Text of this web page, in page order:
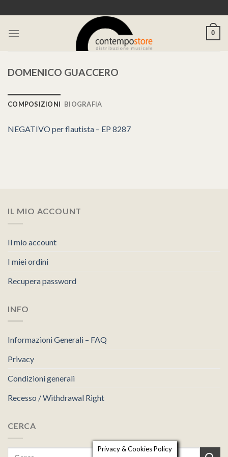
to
content
0
DOMENICO GUACCERO
COMPOSIZIONI BIOGRAFIA
NEGATIVO per flautista – EP 8287
IL MIO ACCOUNT
Il mio account
I miei ordini
Recupera password
INFO
Informazioni Generali – FAQ
Privacy
Condizioni generali
Recesso / Withdrawal Right
CERCA
Privacy & Cookies Policy